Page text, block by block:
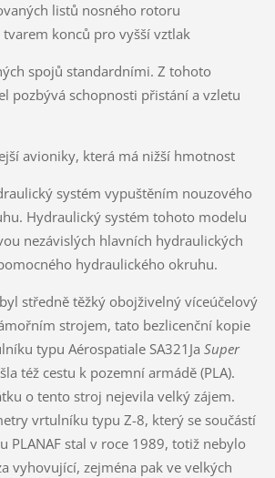
listů nosného rotoru
konců pro vyšší vztlak
spojů standardními. Z tohoto
pozbývá schopnosti přistání a vzletu
avioniky, která má nižší hmotnost
systém vypuštěním nouzového
Hydraulický systém tohoto modelu
nezávislých hlavních hydraulických
hydraulického okruhu.
středně těžký obojživelný víceúčelový
strojem, tato bezlicenční kopie
typu Aérospatiale SA321Ja Super
též cestu k pozemní armádě (PLA).
o tento stroj nejevila velký zájem.
vrtulníku typu Z-8, který se součástí
PLANAF stal v roce 1989, totiž nebylo
vyhovující, zejména pak ve velkých